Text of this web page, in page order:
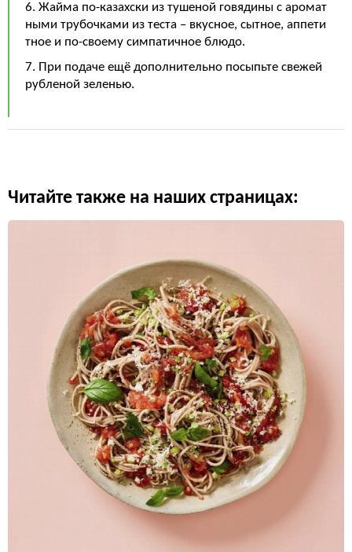
6. Жайма по-казахски из тушеной говядины с аромат
ными трубочками из теста – вкусное, сытное, аппети
тное и по-своему симпатичное блюдо.
7. При подаче ещё дополнительно посыпьте свежей
рубленой зеленью.
Читайте также на наших страницах: